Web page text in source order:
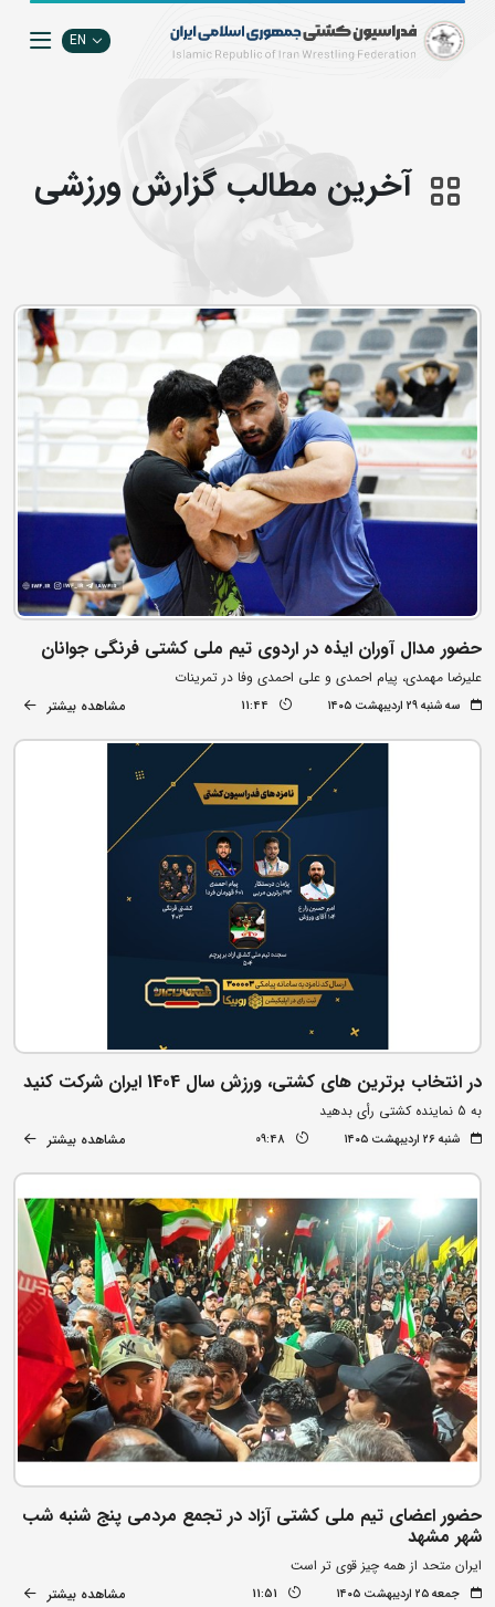
EN
آخرین مطالب گزارش ورزشی
حضور مدال آوران ایذه در اردوی تیم ملی کشتی فرنگی جوانان
علیرضا مهمدی، پیام احمدی و علی احمدی وفا در تمرینات
سه شنبه ۲۹ اردیبهشت ۱۴۰۵ 11:44 مشاهده بیشتر
در انتخاب برترین های کشتی، ورزش سال 1404 ایران شرکت کنید
به 5 نماینده کشتی رأی بدهید
شنبه ۲۶ اردیبهشت ۱۴۰۵ 09:48 مشاهده بیشتر
حضور اعضای تیم ملی کشتی آزاد در تجمع مردمی پنج شنبه شب
شهر مشهد
ایران متحد از همه چیز قوی تر است
جمعه ۲۵ اردیبهشت ۱۴۰۵ 11:51 مشاهده بیشتر